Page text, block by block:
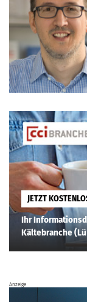
JETZT
Ihr
Kältebranche
Anzeige